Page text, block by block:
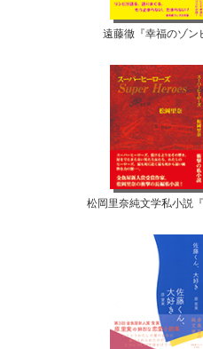
遠藤徹『幸福のゾ
松岡里奈純文学私小説